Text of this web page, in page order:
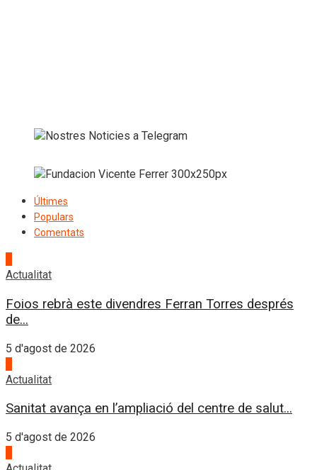
Últimes
Populars
Comentats
Actualitat
Foios rebrà este divendres Ferran Torres després
de...
5 d'agost de 2026
Actualitat
Sanitat avança en l’ampliació del centre de salut...
5 d'agost de 2026